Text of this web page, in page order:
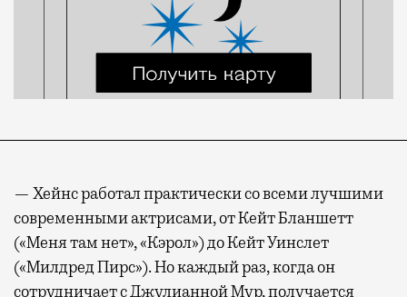
— Хейнс работал практически со всеми лучшими
современными актрисами, от Кейт Бланшетт
(«Меня там нет», «Кэрол») до Кейт Уинслет
(«Милдред Пирс»). Но каждый раз, когда он
сотрудничает с Джулианной Мур, получается